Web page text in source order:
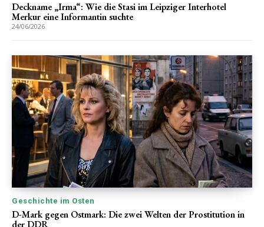
Deckname „Irma“: Wie die Stasi im Leipziger Interhotel
Merkur eine Informantin suchte
24/06/2026
Geschichte im Osten
D-Mark gegen Ostmark: Die zwei Welten der Prostitution in
der DDR